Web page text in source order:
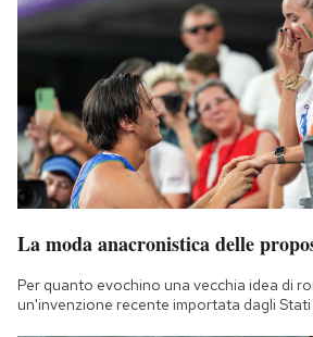
La moda anacronistica delle
Per quanto evochino una vecchia idea di
un'invenzione recente importata dagli